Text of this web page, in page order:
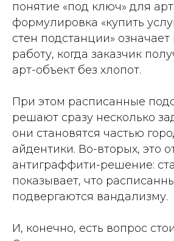
понятие «под ключ» для
формулировка «купить
стен подстанции»
работу, когда заказчик
арт-объект без хлопот.
При этом расписанные
решают сразу несколько
они становятся частью
айдентики. Во-вторых, это
антиграффити-решение:
показывает, что
подвергаются вандализму.
И, конечно, есть вопрос